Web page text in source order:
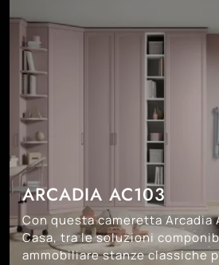
ARCADIA AC103
Con questa cameretta Arcadia
Casa, tra le soluzioni
ammobiliare stanze classiche